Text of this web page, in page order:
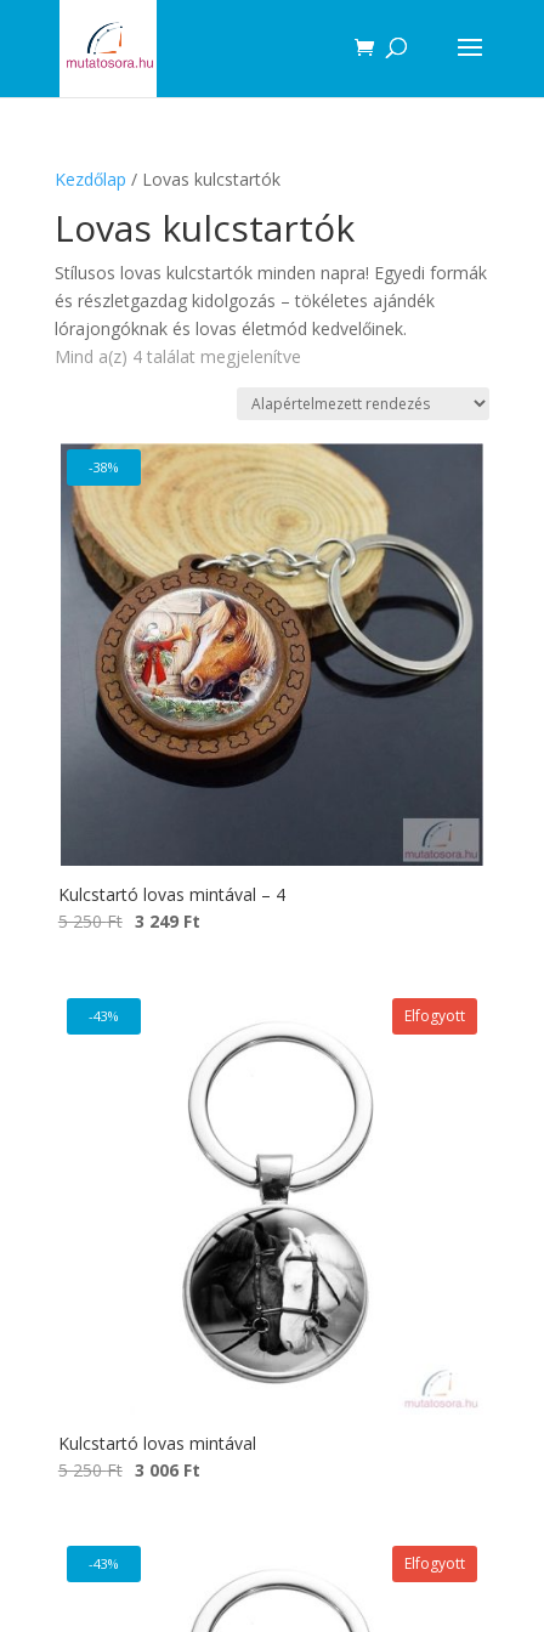
Kezdőlap / Lovas kulcstartók
Lovas kulcstartók
Stílusos lovas kulcstartók minden napra! Egyedi formák
és részletgazdag kidolgozás – tökéletes ajándék
lórajongóknak és lovas életmód kedvelőinek.
Mind a(z) 4 találat megjelenítve
-38%
Kulcstartó lovas mintával – 4
5 250Ft Original
5
250 Ft.
3 249 Ft
249 Ft.
-43% Elfogyott
Kulcstartó lovas mintával
5 250Ft Original
5
250 Ft.
3 006 Ft
006 Ft.
-43% Elfogyott